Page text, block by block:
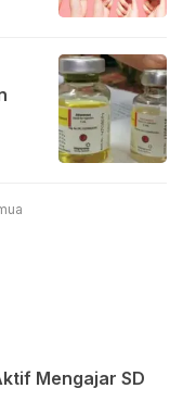
Mengajar SD